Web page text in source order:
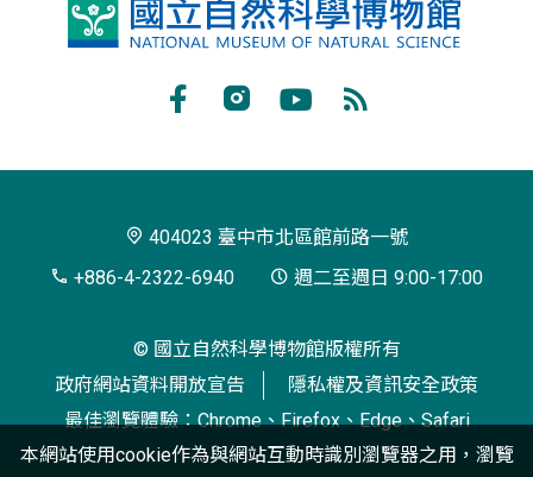
國
博
閱
404023 臺中市北區館前路一號
+886-4-2322-6940
週二至週日 9:00-17:00
© 國立自然科學博物館版權所有
政府網站資料開放宣告
隱私權及資訊安全政策
最佳瀏覽體驗：Chrome、Firefox、Edge、Safari
本網站使用cookie作為與網站互動時識別瀏覽器之用，瀏覽